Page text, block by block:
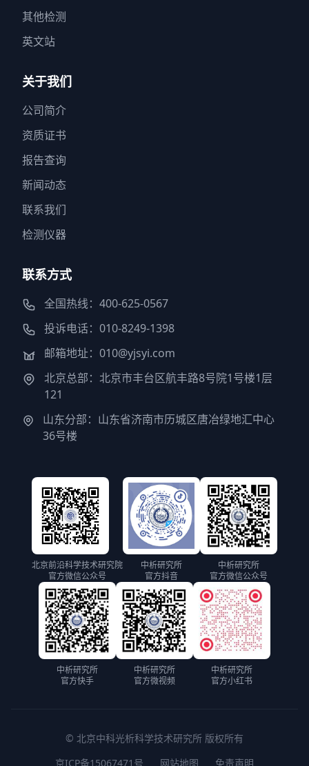
其他检测
英文站
关于我们
公司简介
资质证书
报告查询
新闻动态
联系我们
检测仪器
联系方式
全国热线：400-625-0567
投诉电话：010-8249-1398
邮箱地址：010@yjsyi.com
北京总部：北京市丰台区航丰路8号院1号楼1层
121
山东分部：山东省济南市历城区唐冶绿地汇中心
36号楼
北京前沿科学技术研究院
官方微信公众号
中析研究所
官方抖音
中析研究所
官方微信公众号
中析研究所
官方快手
中析研究所
官方微视频
中析研究所
官方小红书
© 北京中科光析科学技术研究所 版权所有
京ICP备15067471号
网站地图 免责声明